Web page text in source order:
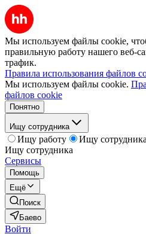
Мы используем файлы cookie,
правильную работу нашего веб-
трафик.
Правила использования файлов
Мы используем файлы cookie.
файлов cookie
Понятно
Ищу сотрудника
Ищу работу
Ищу сотрудника
Ищу сотрудника
Сервисы
Помощь
Ещё
Поиск
Баево
Войти